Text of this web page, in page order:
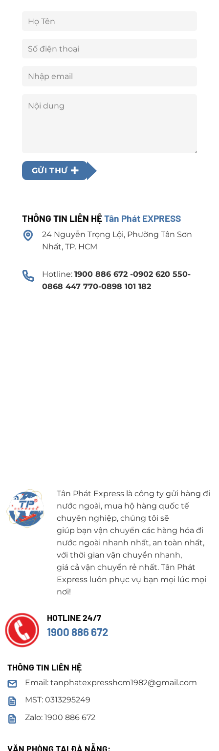
GỬI THƯ
THÔNG TIN LIÊN HỆTân Phát EXPRESS
24 Nguyễn Trọng Lội, Phường Tân Sơn
Nhất, TP. HCM
Hotline: 1900 886 672 -0902 620 550-
0868 447 770-0898 101 182
Tân Phát Express là công ty gửi hàng đi
nước ngoài, mua hộ hàng quốc tế
chuyên nghiệp, chúng tôi sẽ
giúp bạn vận chuyển các hàng hóa đi
nước ngoài nhanh nhất, an toàn nhất,
với thời gian vận chuyển nhanh,
giá cả vận chuyển rẻ nhất. Tân Phát
Express luôn phục vụ bạn mọi lúc mọi
nơi!
HOTLINE 24/7
1900 886 672
THÔNG TIN LIÊN HỆ
Email: tanphatexpresshcm1982@gmail.com
MST: 0313295249
Zalo: 1900 886 672
VĂN PHÒNG TẠI ĐÀ NẴNG: